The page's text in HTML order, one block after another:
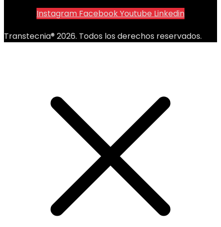
Instagram FacebookYoutube Linkedin
Transtecnia® 2026. Todos los derechos reservados.